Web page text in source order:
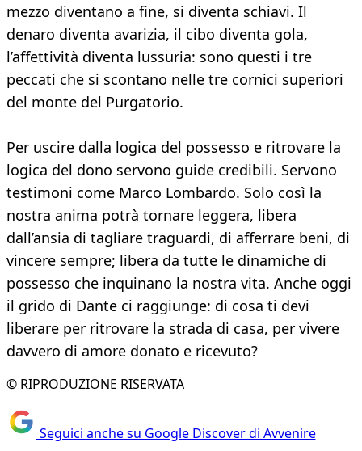
mezzo diventano a fine, si diventa schiavi. Il
denaro diventa avarizia, il cibo diventa gola,
l’affettività diventa lussuria: sono questi i tre
peccati che si scontano nelle tre cornici superiori
del monte del Purgatorio.
Per uscire dalla logica del possesso e ritrovare la
logica del dono servono guide credibili. Servono
testimoni come Marco Lombardo. Solo così la
nostra anima potrà tornare leggera, libera
dall’ansia di tagliare traguardi, di afferrare beni, di
vincere sempre; libera da tutte le dinamiche di
possesso che inquinano la nostra vita. Anche oggi
il grido di Dante ci raggiunge: di cosa ti devi
liberare per ritrovare la strada di casa, per vivere
davvero di amore donato e ricevuto?
© RIPRODUZIONE RISERVATA
Seguici anche su Google Discover di Avvenire